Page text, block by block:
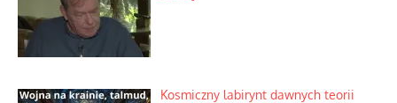
Kosmiczny labirynt dawnych teorii